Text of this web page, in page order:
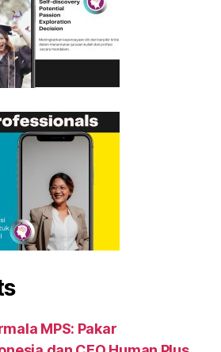
MPS: Pakar